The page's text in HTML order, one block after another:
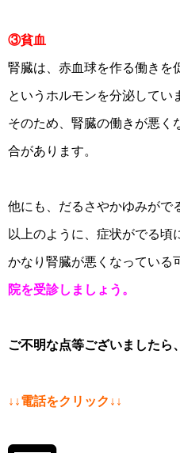
③貧血
腎臓は、赤血球を作る働きを
というホルモンを分泌してい
そのため、腎臓の働きが悪く
合があります。
他にも、だるさやかゆみがで
以上のように、症状がでる頃
かなり腎臓が悪くなっている
院を受診しましょう。
ご不明な点等ございましたら
↓↓電話をクリック↓↓